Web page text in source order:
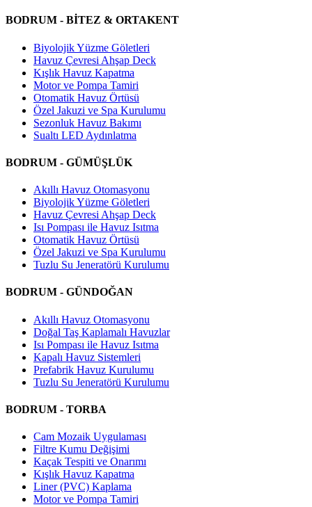
BODRUM - BİTEZ & ORTAKENT
Biyolojik Yüzme Göletleri
Havuz Çevresi Ahşap Deck
Kışlık Havuz Kapatma
Motor ve Pompa Tamiri
Otomatik Havuz Örtüsü
Özel Jakuzi ve Spa Kurulumu
Sezonluk Havuz Bakımı
Sualtı LED Aydınlatma
BODRUM - GÜMÜŞLÜK
Akıllı Havuz Otomasyonu
Biyolojik Yüzme Göletleri
Havuz Çevresi Ahşap Deck
Isı Pompası ile Havuz Isıtma
Otomatik Havuz Örtüsü
Özel Jakuzi ve Spa Kurulumu
Tuzlu Su Jeneratörü Kurulumu
BODRUM - GÜNDOĞAN
Akıllı Havuz Otomasyonu
Doğal Taş Kaplamalı Havuzlar
Isı Pompası ile Havuz Isıtma
Kapalı Havuz Sistemleri
Prefabrik Havuz Kurulumu
Tuzlu Su Jeneratörü Kurulumu
BODRUM - TORBA
Cam Mozaik Uygulaması
Filtre Kumu Değişimi
Kaçak Tespiti ve Onarımı
Kışlık Havuz Kapatma
Liner (PVC) Kaplama
Motor ve Pompa Tamiri